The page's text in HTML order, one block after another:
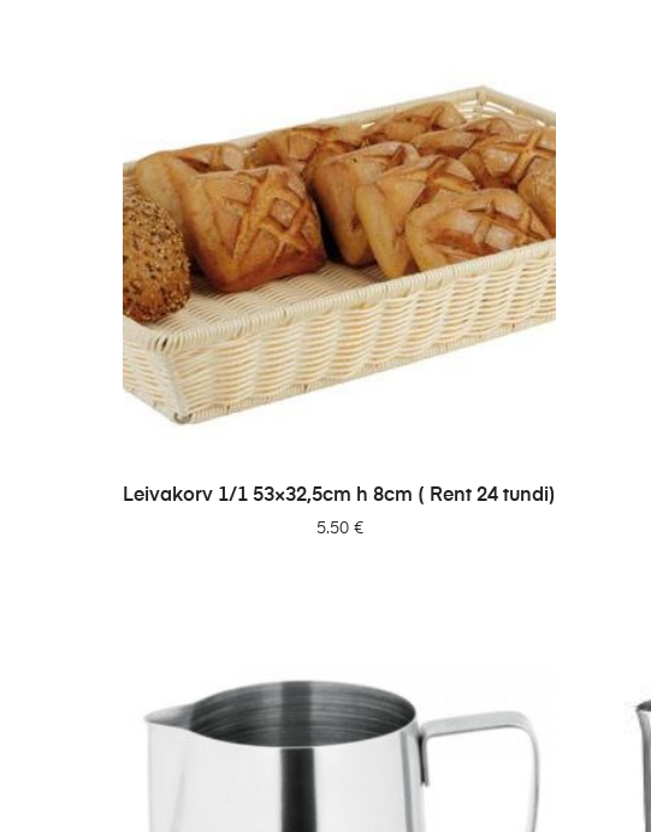
LISA PÄRINGUSSE
Leivakorv 1/1 53×32,5cm h 8cm ( Rent 24 tundi)
5.50 €